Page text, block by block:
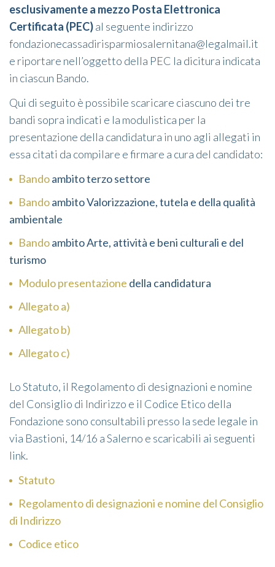
esclusivamente a mezzo Posta Elettronica
Certificata (PEC)al seguente indirizzo
fondazionecassadirisparmiosalernitana@legalmail.it
e riportare nell’oggetto della PEC la dicitura indicata
in ciascun Bando.
Qui di seguito è possibile scaricare ciascuno dei tre
bandi sopra indicati e la modulistica per la
presentazione della candidatura in uno agli allegati in
essa citati da compilare e firmare a cura del candidato:
Bandoambito terzo settore
Bandoambito Valorizzazione, tutela e della qualità
ambientale
Bandoambito Arte, attività e beni culturali e del
turismo
Modulo presentazione della candidatura
Allegato a)
Allegato b)
Allegato c)
Lo Statuto, il Regolamento di designazioni e nomine
del Consiglio di Indirizzo e il Codice Etico della
Fondazione sono consultabili presso la sede legale in
via Bastioni, 14/16 a Salerno e scaricabili ai seguenti
link.
Statuto
Regolamento di designazioni e nomine del Consiglio
di Indirizzo
Codice etico